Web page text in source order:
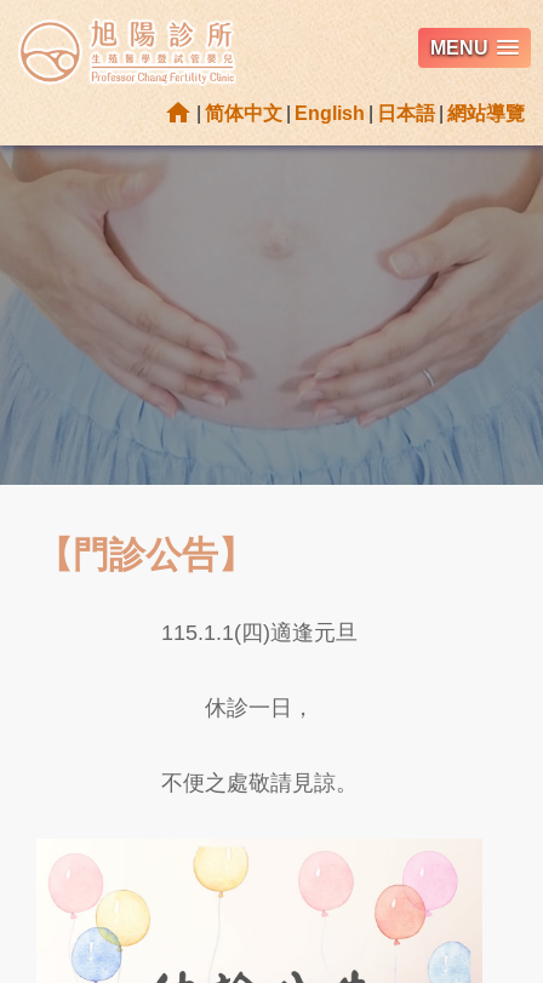
home | 简体中文 | English | 日本語| 網站導覽
MENU
【門診公告】
115.1.1(四)適逢元旦
休診一日，
不便之處敬請見諒。